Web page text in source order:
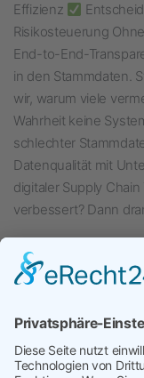
Effizienz
Risikosteuerung
End-to-End-
in den Stammdaten.
wir, warum viele
Wahrheit keine
schlechter
Datenqualität mit
digitaler Supply
verbessert? Dann
Veröffentlicht am
Kategorisiert in
Kostensenkung,
Risikomanagement,